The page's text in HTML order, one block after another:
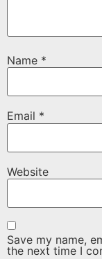
Name *
Email *
Website
Save my name,
the next time I